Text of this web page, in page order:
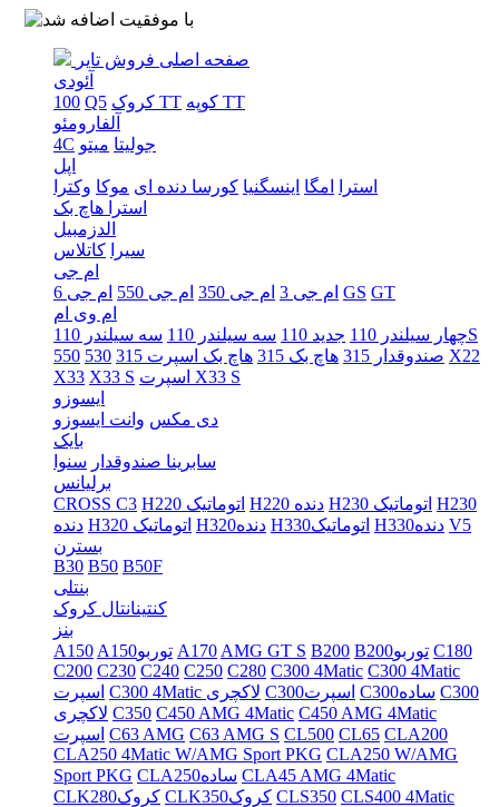
صفحه اصلی فروش تایر
آئودی
100 Q5 کروک TT
کوپه TT
آلفارومئو
4C
جولیتا میتو
اپل
استرا
امگا اینسگنیا کورسا دنده ای موکا وکترا
استرا هاچ بک
الدزمبیل
سیرا
کاتلاس
ام جی
ام جی 3
ام جی 350 ام جی 550 ام جی 6 GS GT
ام وی ام
چهار سیلندر 110
جدید 110 سه سیلندر 110
سه سیلندر 110S
صندوقدار 315
هاچ بک 315 هاچ بک اسپرت 315 530
550
X22
X33 X33 S
اسپرت X33 S
ایسوزو
دی مکس وانت ایسوزو
بایک
سابرینا صندوقدار سنوا
برلیانس
CROSS C3
H220 اتوماتیک H220 دنده H230 اتوماتیک H230
دنده
H320 اتوماتیک H320دنده H330اتوماتیک H330دنده V5
بسترن
B30 B50 B50F
بنتلی
کنتینانتال کروک
بنز
A150
A150توربو A170 AMG GT S B200 B200توربو C180
C200 C230 C240 C250 C280 C300 4Matic C300 4Matic
اسپرت
C300 4Matic لاکچری C300اسپرت C300ساده C300
لاکچری C350 C450 AMG 4Matic C450 AMG 4Matic
اسپرت C63 AMG C63 AMG S CL500 CL65 CLA200
CLA250 4Matic W/AMG Sport PKG CLA250 W/AMG
Sport PKG
CLA250ساده CLA45 AMG 4Matic
CLK280کروک
CLK350کروک CLS350 CLS400 4Matic